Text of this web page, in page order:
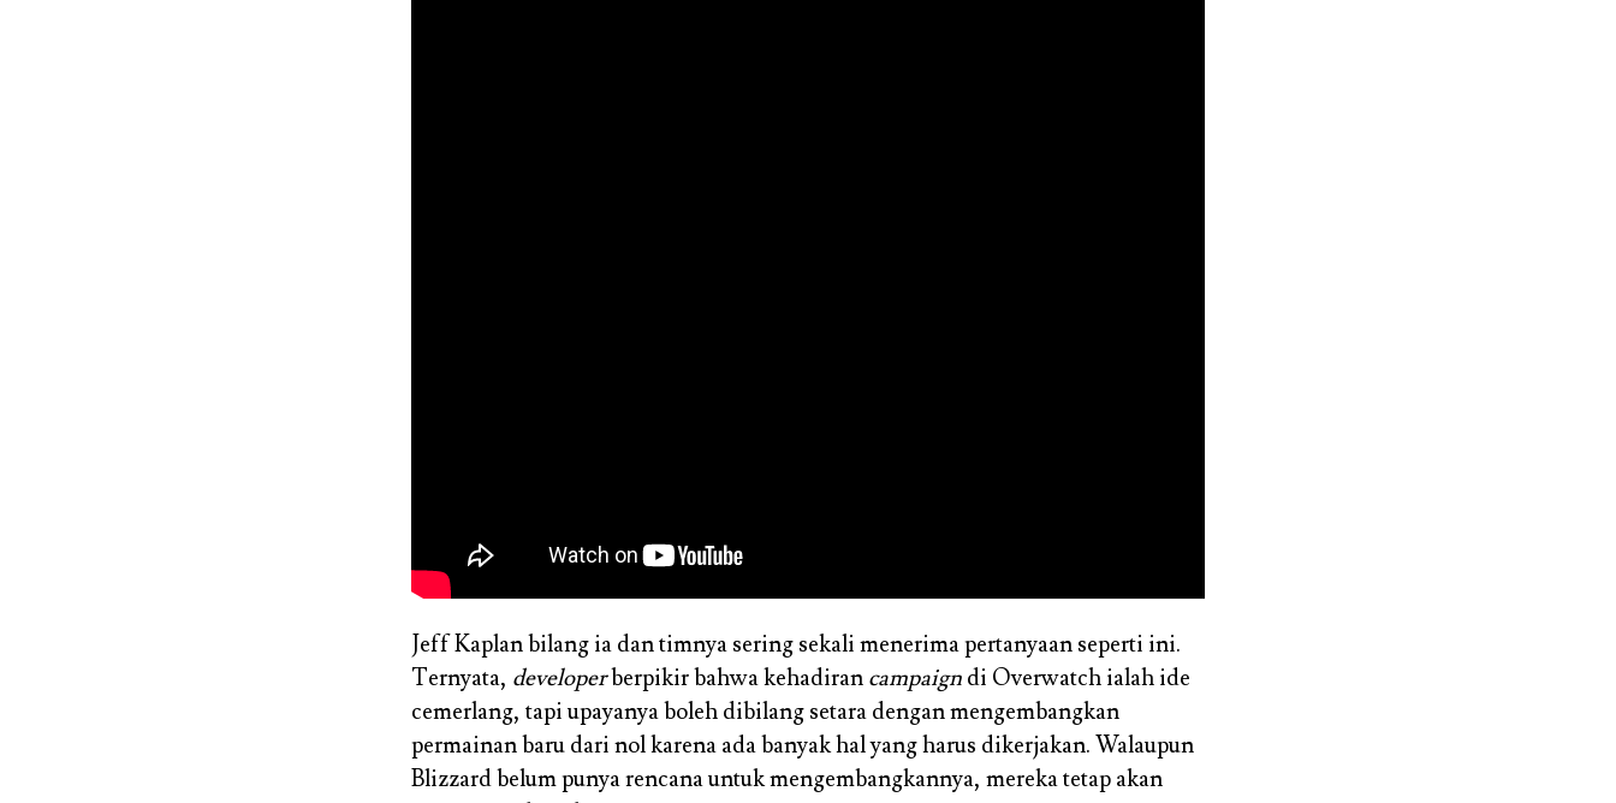
Jeff Kaplan bilang ia dan timnya sering sekali menerima pertanyaan seperti ini.
Ternyata, developerberpikir bahwa kehadiran campaign di Overwatch ialah ide
cemerlang, tapi upayanya boleh dibilang setara dengan mengembangkan
permainan baru dari nol karena ada banyak hal yang harus dikerjakan. Walaupun
Blizzard belum punya rencana untuk mengembangkannya, mereka tetap akan